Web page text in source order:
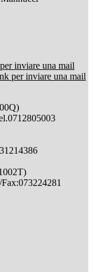
inviare una mail
per inviare una mail